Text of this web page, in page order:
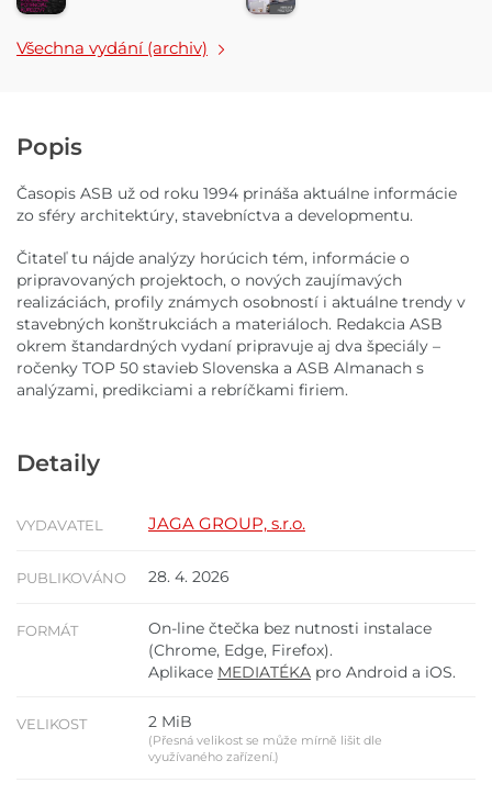
Všechna vydání (archiv)
Popis
Časopis ASB už od roku 1994 prináša aktuálne informácie
zo sféry architektúry, stavebníctva a developmentu.
Čitateľ tu nájde analýzy horúcich tém, informácie o
pripravovaných projektoch, o nových zaujímavých
realizáciách, profily známych osobností i aktuálne trendy v
stavebných konštrukciách a materiáloch. Redakcia ASB
okrem štandardných vydaní pripravuje aj dva špeciály –
ročenky TOP 50 stavieb Slovenska a ASB Almanach s
analýzami, predikciami a rebríčkami firiem.
Detaily
VYDAVATEL JAGA GROUP, s.r.o.
PUBLIKOVÁNO 28. 4. 2026
FORMÁT
On-line čtečka bez nutnosti instalace
(Chrome, Edge, Firefox).
Aplikace MEDIATÉKA pro Android a iOS.
VELIKOST 2 MiB
(Přesná velikost se může mírně lišit dle
využívaného zařízení.)